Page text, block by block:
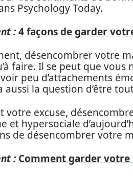
Psychology Today.
:4 façons de garder
désencombrer votre
faire. Il se peut que vous
peu d’attachements
aussi la question d’être
votre excuse,
et hypersociale
de désencombrer votre
: Comment garder